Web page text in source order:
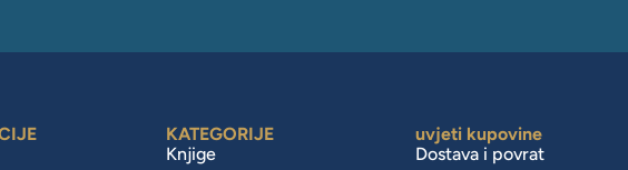
KATEGORIJE
Knjige
uvjeti kupovine
Dostava i povrat